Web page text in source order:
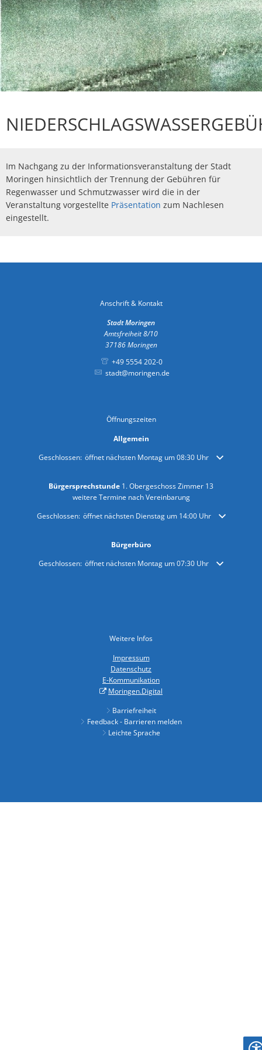
Ausschreibungen
Feuerwehren
Schiedsamt Moringen
Wahlen Kommunalwahlen
Informationen über die Bestattungsarten
Essen & Trinken
Sehenswürdigkeiten
Disc Golf Parcours im Moringer Stadtpark
Flaakebad
Kirchen
Veranstaltungen
Baulückenkataster
Baugebiete
Bauleitpläne im Beteiligungsverfahren
wirksame Bauleitpläne
Immobilien/Vermietung
Kriterienkatalog
Kinderbetreuung
Schulen
Im Nachgang zu der Informationsveranstaltung der Stadt
Moringen hinsichtlich der Trennung der Gebühren für
Regenwasser und Schmutzwasser wird die in der
Veranstaltung vorgestellte Präsentation zum Nachlesen
eingestellt.
Anschrift & Kontakt
Stadt Moringen
Amtsfreiheit 8/10
37186 Moringen
+49 5554 202-0
stadt@moringen.de
Öffnungszeiten
Allgemein
Klicken, um weitere Öffnungs- oder Schließzeiten auszublenden
Geschlossen: öffnet nächsten Montag um 08:30 Uhr
Bürgersprechstunde 1. Obergeschoss Zimmer 13
weitere Termine nach Vereinbarung
Klicken, um weitere Öffnungs- oder Schließzeiten auszublenden
Geschlossen: öffnet nächsten Dienstag um 14:00 Uhr
Bürgerbüro
Klicken, um weitere Öffnungs- oder Schließzeiten auszublenden
Geschlossen: öffnet nächsten Montag um 07:30 Uhr
Weitere Infos
Impressum
Datenschutz
E-Kommunikation
Moringen.Digital
Barriefreiheit
Feedback - Barrieren melden
Leichte Sprache